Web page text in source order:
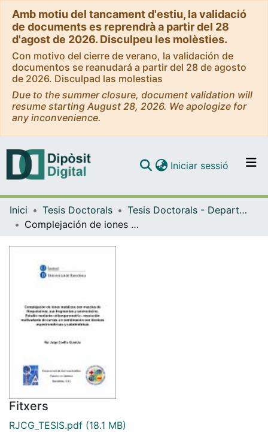
Amb motiu del tancament d'estiu, la validació
de documents es reprendrà a partir del 28
d'agost de 2026. Disculpeu les molèsties.
Con motivo del cierre de verano, la validación de
documentos se reanudará a partir del 28 de agosto
de 2026. Disculpad las molestias
Due to the summer closure, document validation will
resume starting August 28, 2026. We apologize for
any inconvenience.
Navega per tot el DD
Iniciar sessió (current)
Inici Tesis Doctorals
Tesis Doctorals - Departament - Química Analítica
Complejación de iones metálicos con mezclas de fitoquelatinas, sus fragmentos y selenocistina. Estudio mediante voltamperometría - resolución multivariante de curvas, en combinación con técnicas espectrométricas y calorimétricas
Fitxers
RJCG_TESIS.pdf (18.1 MB)